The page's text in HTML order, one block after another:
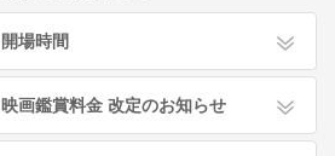
開場時間
映画鑑賞料金 改定のお知らせ